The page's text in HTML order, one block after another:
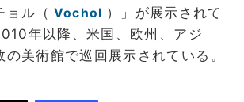
ョル（ Vochol ）」が展示されて
年以降、米国、欧州、アジ
美術館で巡回展示されている。